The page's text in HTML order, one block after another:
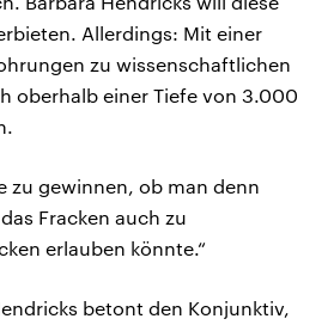
Allerdings: Mit einer
zu wissenschaftlichen
oberhalb einer Tiefe von 3.000
zu gewinnen, ob man denn
Fracken auch zu
erlauben könnte.“
betont den Konjunktiv,